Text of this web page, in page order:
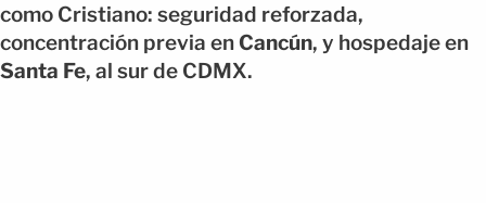
como Cristiano: seguridad reforzada,
concentración previa enCancún, y hospedaje en
Santa Fe, al sur de CDMX.